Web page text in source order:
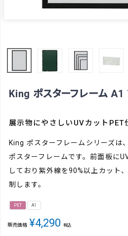
King ポスターフレーム A1
展示物にやさしいUVカットPET
King ポスターフレームシリーズは
ポスターフレームです。前面板に
しており紫外線を90%以上カット
制します。
PET A1
販売価格 ¥4,290 税込